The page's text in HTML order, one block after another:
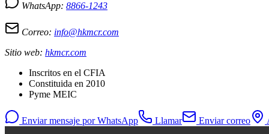
WhatsApp: 8866-1243
Correo: info@hkmcr.com
Sitio web: hkmcr.com
Inscritos en el CFIA
Constituida en 2010
Pyme MEIC
Enviar mensaje por WhatsApp Llamar Enviar correo